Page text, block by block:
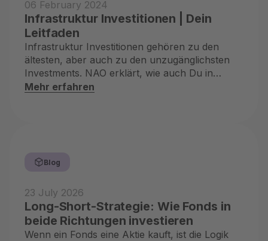
06 February 2024
Infrastruktur Investitionen | Dein
Leitfaden
Infrastruktur Investitionen gehören zu den
ältesten, aber auch zu den unzugänglichsten
Investments. NAO erklärt, wie auch Du in
Infrastruktur investieren kannst
Mehr erfahren
Blog
23 July 2026
Long-Short-Strategie: Wie Fonds in
beide Richtungen investieren
Wenn ein Fonds eine Aktie kauft, ist die Logik